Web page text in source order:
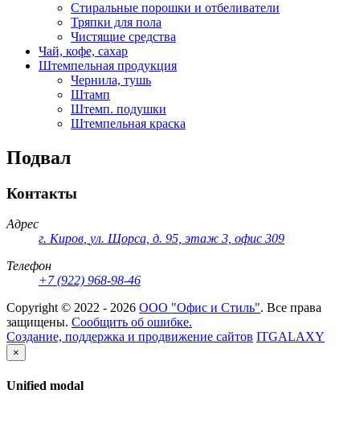
Стиральные порошки и отбеливатели
Тряпки для пола
Чистящие средства
Чай, кофе, сахар
Штемпельная продукция
Чернила, тушь
Штамп
Штемп. подушки
Штемпельная краска
Подвал
Контакты
Адрес
г. Киров ул. Щорса, д. 95, этаж 3, офис 309
Телефон
+7 (922) 968-98-46
Copyright © 2022 - 2026 ООО "Офис и Стиль". Все права
защищены. Сообщить об ошибке.
Создание, поддержка и продвижение сайтов ITGALAXY
×
Unified modal